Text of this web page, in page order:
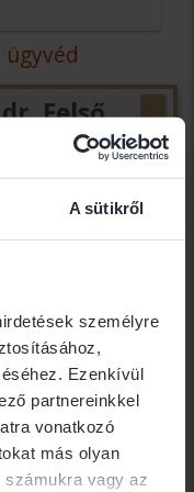
A sütikről
személyre
Ezenkívül
partnereinkkel
vonatkozó
más olyan
számukra vagy az
ügyvéd
Felső
Zsuzsanna
Sóváry